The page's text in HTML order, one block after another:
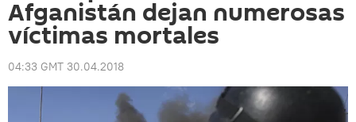
Afganistán dejan numerosas
víctimas mortales
04:33 GMT 30.04.2018